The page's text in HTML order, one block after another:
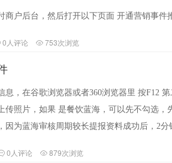
商户后台，然后打开以下页面 开通营销事件
0人评论 753次浏览
息，在谷歌浏览器或者360浏览器里 按F12
传照片，如果 是餐饮蓝海，可以先不勾选，
因为蓝海审核周期较长提报资料成功后，2
0人评论 879次浏览